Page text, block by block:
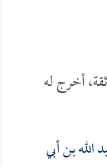
أخرج له
بن أبي